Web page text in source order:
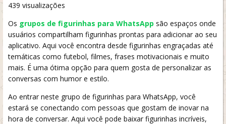
439 visualizações
Os grupos de figurinhas para WhatsApp são espaços onde
usuários compartilham figurinhas prontas para adicionar ao seu
aplicativo. Aqui você encontra desde figurinhas engraçadas até
temáticas como futebol, filmes, frases motivacionais e muito
mais. É uma ótima opção para quem gosta de personalizar as
conversas com humor e estilo.
Ao entrar neste grupo de figurinhas para WhatsApp, você
estará se conectando com pessoas que gostam de inovar na
hora de conversar. Aqui você pode baixar figurinhas incríveis,